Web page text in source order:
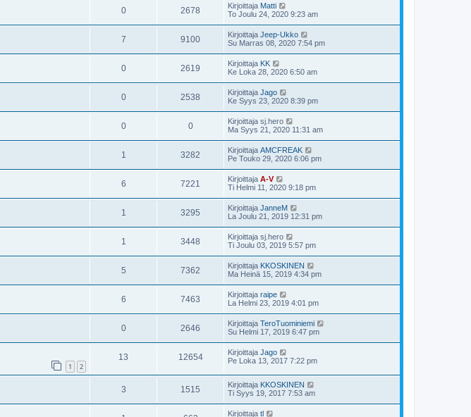
0 2678 Kirjoittaja Matti
To Joulu 24, 2020 9:23 am
7 9100 Kirjoittaja Jeep-Ukko
Su Marras 08, 2020 7:54 pm
0 2619 Kirjoittaja KK
Ke Loka 28, 2020 6:50 am
0 2538 Kirjoittaja Jago
Ke Syys 23, 2020 8:39 pm
0 0 Kirjoittaja sj.hero
Ma Syys 21, 2020 11:31 am
1 3282 Kirjoittaja AMCFREAK
Pe Touko 29, 2020 6:06 pm
6 7221 Kirjoittaja A-V
Ti Helmi 11, 2020 9:18 pm
1 3295 Kirjoittaja JanneM
La Joulu 21, 2019 12:31 pm
1 3448 Kirjoittaja sj.hero
Ti Joulu 03, 2019 5:57 pm
5 7362 Kirjoittaja KKOSKINEN
Ma Heinä 15, 2019 4:34 pm
6 7463 Kirjoittaja raipe
La Helmi 23, 2019 4:01 pm
0 2646 Kirjoittaja TeroTuominiemi
Su Helmi 17, 2019 6:47 pm
1 2
13 12654 Kirjoittaja Jago
Pe Loka 13, 2017 7:22 pm
3 1515 Kirjoittaja KKOSKINEN
Ti Syys 19, 2017 7:53 am
Kirjoittaja tl